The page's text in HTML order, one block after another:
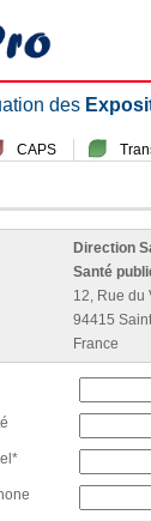
des
CAPS
Direction
Santé
12, Rue du
94415
France